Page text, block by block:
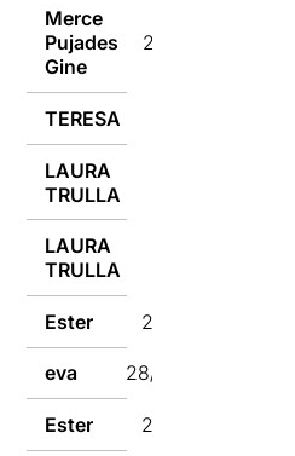
Merce
Pujades
Gine
28/10/2024
TERESA
LAURA
TRULLA
LAURA
TRULLA
Ester 28/10/2024
eva 28/10/2024
Ester 28/10/2024